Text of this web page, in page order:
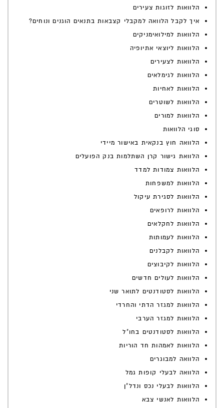
הלוואות לזוגות צעירים
איך לקבל הלוואה למקבלי קצבאות בתנאים הוגנים ונוחים?
הלוואות למילואימניקים
הלוואות ליוצאי אתיופיה
הלוואות לצעירים
הלוואות לגימלאים
הלוואות לאחיות
הלוואות לשוטרים
הלוואות למורים
סוגי הלוואות
הלוואה חוץ בנקאית באישור מיידי
הלוואת גישור קרן השתלמות בנק הפועלים
הלוואות צמודות למדד
הלוואות למשפחות
הלוואות לסגירת עיקול
הלוואות לרופאים
הלוואות לחקלאים
הלוואות לעמותות
הלוואות לקבלנים
הלוואות לקיבוצים
הלוואות לעולים חדשים
הלוואות לסטודנטים לתואר שני
הלוואות למגזר הדתי והחרדי
הלוואות למגזר הערבי
הלוואות לסטודנטים בחו"ל
הלוואות לאמהות חד הוריות
הלוואה למבוגרים
הלוואה לבעלי קופות גמל
הלוואות לבעלי נכס ונדל"ן
הלוואות לאנשי צבא